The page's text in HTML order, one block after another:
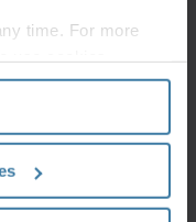
time. For more